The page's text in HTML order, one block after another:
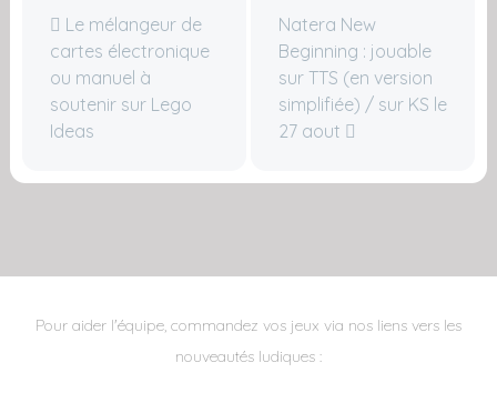
Le mélangeur de
cartes électronique
ou manuel à
soutenir sur Lego
Ideas
Natera New
Beginning : jouable
sur TTS (en version
simplifiée) / sur KS le
27 aout
Pour aider l'équipe, commandez vos jeux via nos liens vers les
nouveautés ludiques :